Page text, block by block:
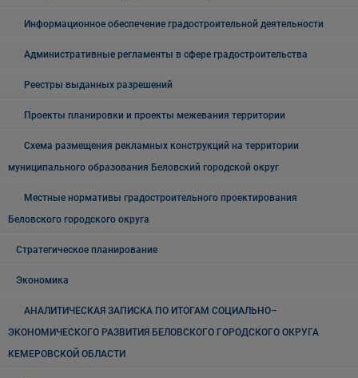
Информационное обеспечение градостроительной деятельности
Административные регламенты в сфере градостроительства
Реестры выданных разрешений
Проекты планировки и проекты межевания территории
Схема размещения рекламных конструкций на территории
муниципального образования Беловский городской округ
Местные нормативы градостроительного проектирования
Беловского городского округа
Стратегическое планирование
Экономика
АНАЛИТИЧЕСКАЯ ЗАПИСКА ПО ИТОГАМ СОЦИАЛЬНО–
ЭКОНОМИЧЕСКОГО РАЗВИТИЯ БЕЛОВСКОГО ГОРОДСКОГО ОКРУГА
КЕМЕРОВСКОЙ ОБЛАСТИ